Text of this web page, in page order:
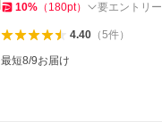
10% （ 180pt） 要エントリー
4.40（5件）
最短8/9お届け